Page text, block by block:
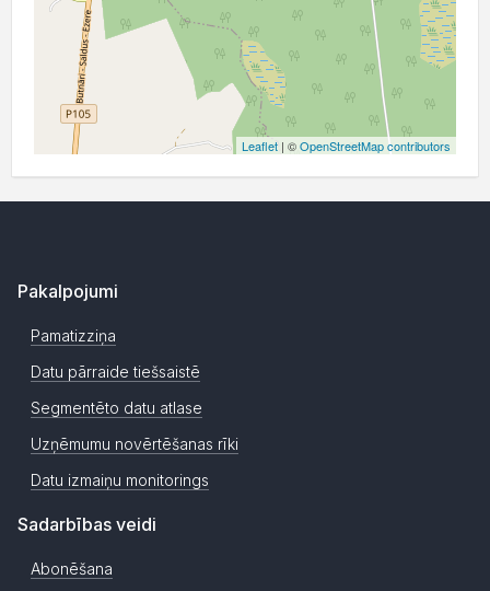
Leaflet | ©OpenStreetMap contributors
Pakalpojumi
Pamatizziņa
Datu pārraide tiešsaistē
Segmentēto datu atlase
Uzņēmumu novērtēšanas rīki
Datu izmaiņu monitorings
Sadarbības veidi
Abonēšana